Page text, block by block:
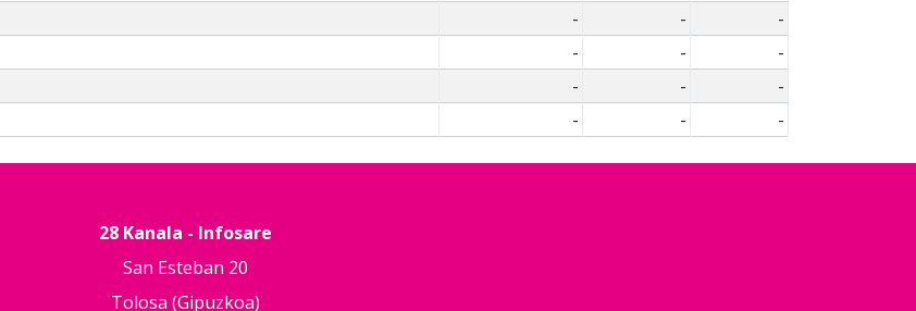
- -
-
- -
-
- -
-
- - -
28 Kanala - Infosare
San Esteban 20
Tolosa (Gipuzkoa)